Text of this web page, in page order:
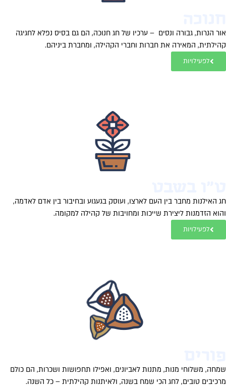
הנרות, גבורה ונסים – ערכיו של חג חנוכה, הם גם בסיס נפלא לחגיגה
המאירה את חברות וחברי הקהילה, ומחברת ביניהם.
לפעילויות
האילנות מחבר בין העם לארצו, ועוסק בגעגוע ובחיבור בין אדם לאדמה,
הזדמנות ליצירת שייכות ומחויבות של קהילה למקומה.
לפעילויות
משלוחי מנות, מתנות לאביונים, ואפילו תחפושות ושכרות, הם כולם
טובים, לחג הכי שמח בשנה, ולאיתנות קהילתית – כל השנה.